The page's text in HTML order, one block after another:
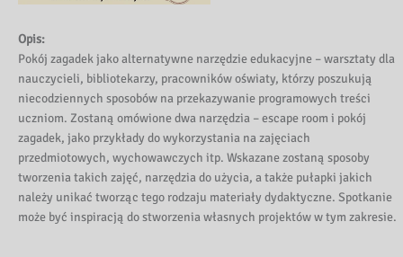
Opis:
Pokój zagadek jako alternatywne narzędzie edukacyjne – warsztaty dla
nauczycieli, bibliotekarzy, pracowników oświaty, którzy poszukują
niecodziennych sposobów na przekazywanie programowych treści
uczniom. Zostaną omówione dwa narzędzia – escape room i pokój
zagadek, jako przykłady do wykorzystania na zajęciach
przedmiotowych, wychowawczych itp. Wskazane zostaną sposoby
tworzenia takich zajęć, narzędzia do użycia, a także pułapki jakich
należy unikać tworząc tego rodzaju materiały dydaktyczne. Spotkanie
może być inspiracją do stworzenia własnych projektów w tym zakresie.